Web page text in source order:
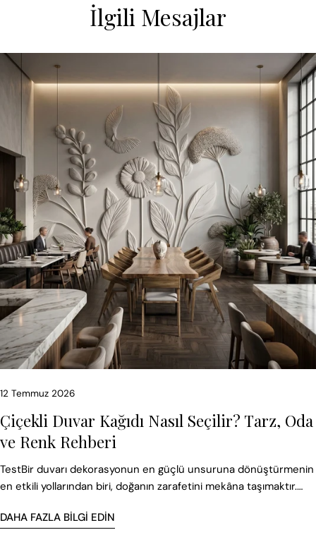
İlgili Mesajlar
12 Temmuz 2026
Çiçekli Duvar Kağıdı Nasıl Seçilir? Tarz, Oda
ve Renk Rehberi
TestBir duvarı dekorasyonun en güçlü unsuruna dönüştürmenin
en etkili yollarından biri, doğanın zarafetini mekâna taşımaktır.
huzurlu hem de karakterli.
DAHA FAZLA BILGI EDIN